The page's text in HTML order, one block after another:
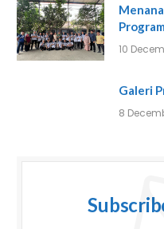
10
Galeri
8